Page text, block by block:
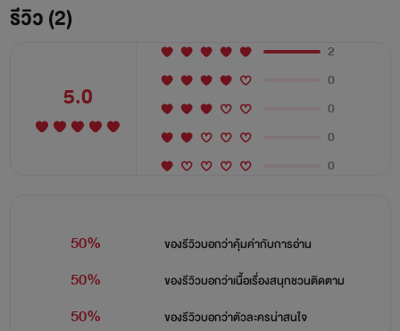
รีวิว (2)
5.0
2
0
0
0
0
50% ของรีวิวบอกว่าคุ้มค่ากับการอ่าน
50% ของรีวิวบอกว่าเนื้อเรื่องสนุกชวนติดตาม
50% ของรีวิวบอกว่าตัวละครน่าสนใจ